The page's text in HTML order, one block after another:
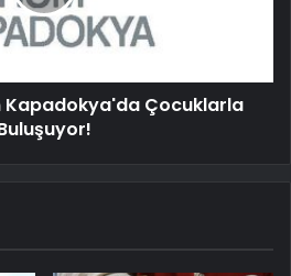
Kapadokya'da Çocuklarla